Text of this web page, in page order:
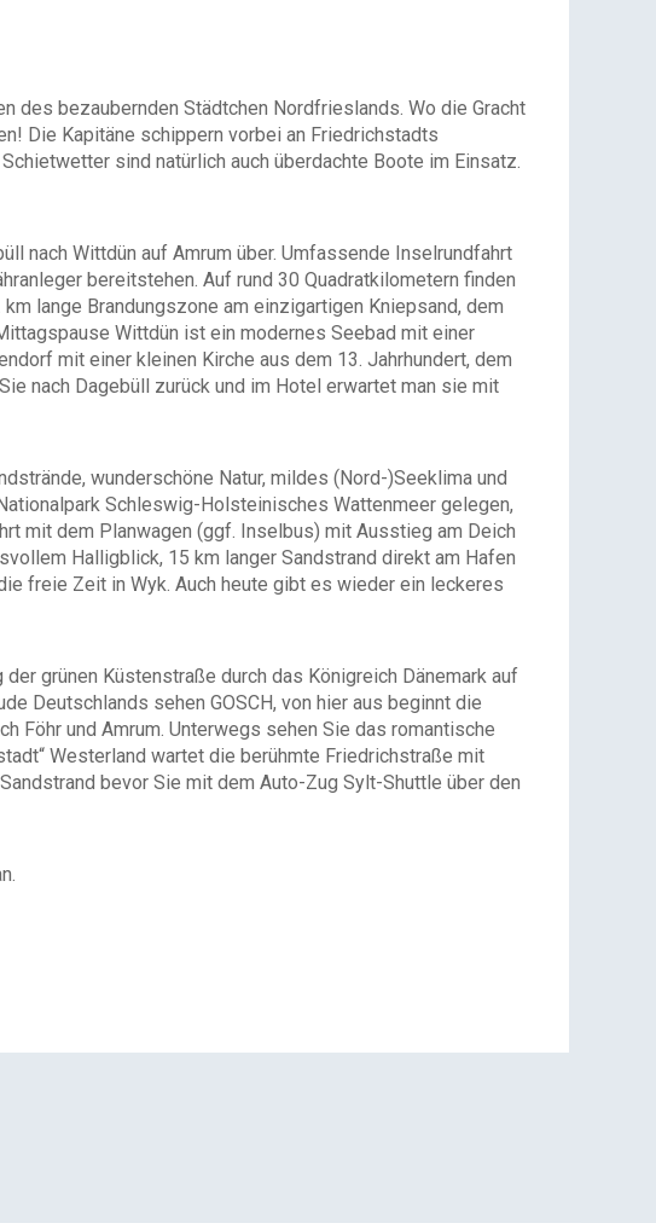
des bezaubernden Städtchen Nordfrieslands. Wo die Gracht
Die Kapitäne schippern vorbei an Friedrichstadts
sind natürlich auch überdachte Boote im Einsatz.
nach Wittdün auf Amrum über. Umfassende Inselrundfahrt
bereitstehen. Auf rund 30 Quadratkilometern finden
lange Brandungszone am einzigartigen Kniepsand, dem
Wittdün ist ein modernes Seebad mit einer
mit einer kleinen Kirche aus dem 13. Jahrhundert, dem
nach Dagebüll zurück und im Hotel erwartet man sie mit
wunderschöne Natur, mildes (Nord-)Seeklima und
Schleswig-Holsteinisches Wattenmeer gelegen,
mit dem Planwagen (ggf. Inselbus) mit Ausstieg am Deich
Halligblick, 15 km langer Sandstrand direkt am Hafen
freie Zeit in Wyk. Auch heute gibt es wieder ein leckeres
grünen Küstenstraße durch das Königreich Dänemark auf
Deutschlands sehen GOSCH, von hier aus beginnt die
Föhr und Amrum. Unterwegs sehen Sie das romantische
Westerland wartet die berühmte Friedrichstraße mit
bevor Sie mit dem Auto-Zug Sylt-Shuttle über den